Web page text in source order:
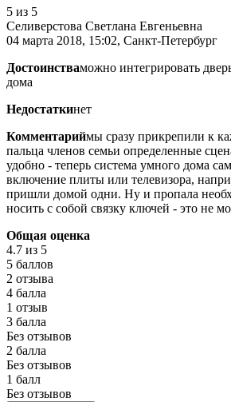
5 из 5
Селиверстова Светлана Евгеньевна
04 марта 2018, 15:02, Санкт-Петербург
Достоинстваможно интегрировать
дома
Недостаткинет
Комментариймы сразу прикрепили к
пальца членов семьи определенные
удобно - теперь система умного дома
включение плиты или телевизора,
пришли домой одни. Ну и пропала
носить с собой связку ключей - это не
Общая оценка
4.7 из 5
5 баллов
2 отзыва
4 балла
1 отзыв
3 балла
Без отзывов
2 балла
Без отзывов
1 балл
Без отзывов